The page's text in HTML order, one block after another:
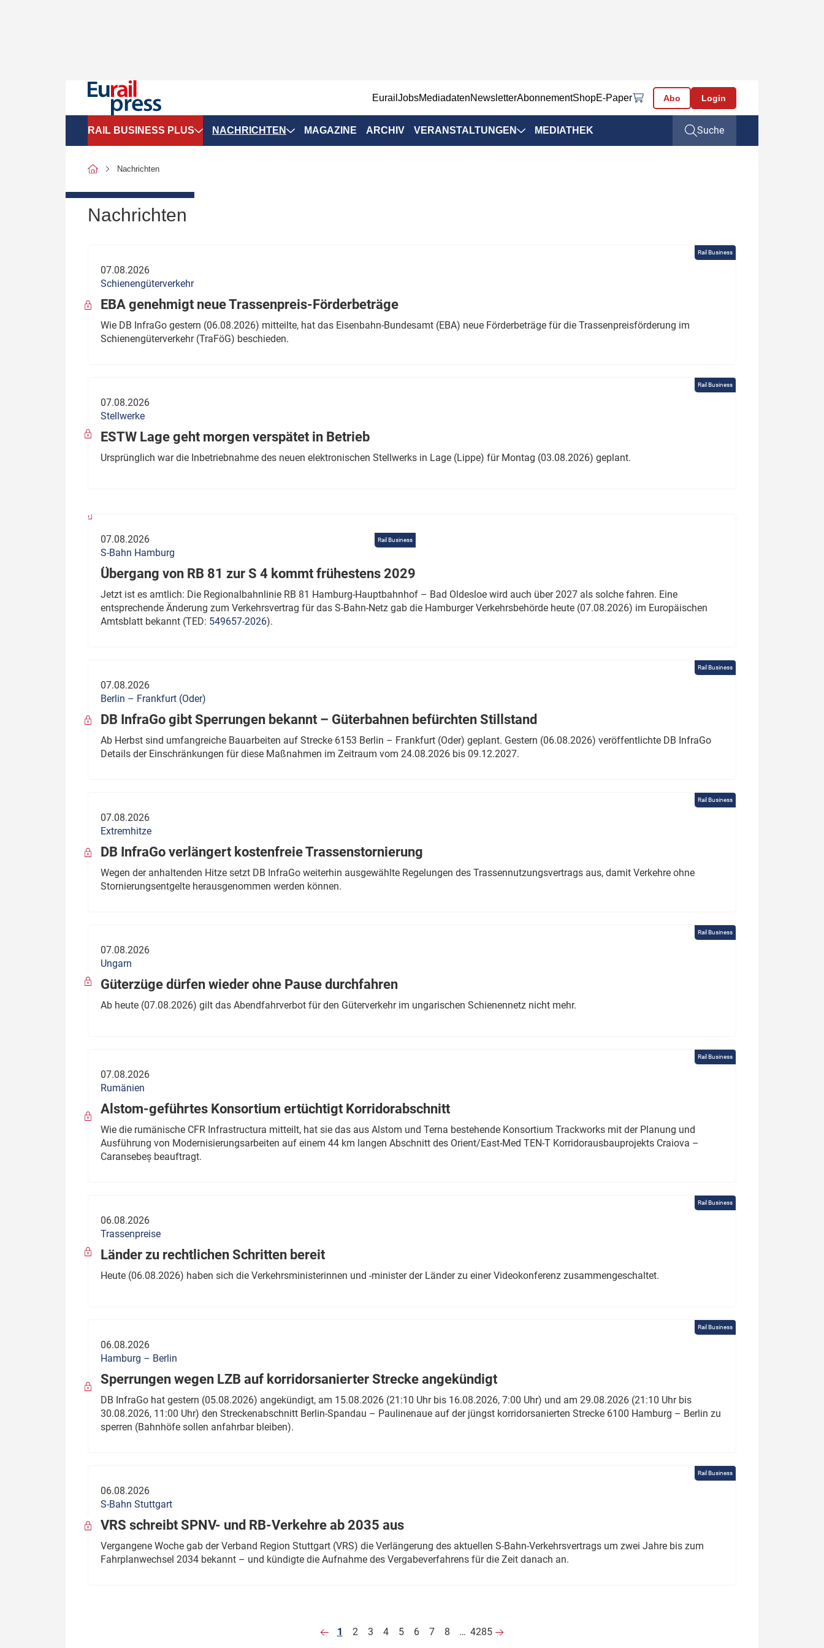
EurailJobsMediadatenNewsletterAbonnementShopE-Paper Abo Login
RAIL BUSINESS PLUS
SPNV-Marktdaten
Politik
Verbände: Wer spricht für
wen?
Thema des Monats
Dossier: Generalsanierung
Dossier: ETCS
NACHRICHTEN
Infrastruktur & Ausrüstung
ÖPNV
MAGAZINE ARCHIV VERANSTALTUNGEN MEDIATHEK Suche
Nachrichten
Nachrichten
Rail Business
07.08.2026
Schienengüterverkehr
EBA genehmigt neue Trassenpreis-Förderbeträge
Wie DB InfraGo gestern (06.08.2026) mitteilte, hat das Eisenbahn-Bundesamt (EBA) neue Förderbeträge für die Trassenpreisförderung im
Schienengüterverkehr (TraFöG) beschieden.
Rail Business
07.08.2026
Stellwerke
ESTW Lage geht morgen verspätet in Betrieb
Ursprünglich war die Inbetriebnahme des neuen elektronischen Stellwerks in Lage (Lippe) für Montag (03.08.2026) geplant.
Rail Business
07.08.2026
S-Bahn Hamburg
Übergang von RB 81 zur S 4 kommt frühestens 2029
Jetzt ist es amtlich: Die Regionalbahnlinie RB 81 Hamburg-Hauptbahnhof – Bad Oldesloe wird auch über 2027 als solche fahren. Eine
entsprechende Änderung zum Verkehrsvertrag für das S-Bahn-Netz gab die Hamburger Verkehrsbehörde heute (07.08.2026) im Europäischen
Amtsblatt bekannt (TED: 549657-2026).
Rail Business
07.08.2026
Berlin – Frankfurt (Oder)
DB InfraGo gibt Sperrungen bekannt – Güterbahnen befürchten Stillstand
Ab Herbst sind umfangreiche Bauarbeiten auf Strecke 6153 Berlin – Frankfurt (Oder) geplant. Gestern (06.08.2026) veröffentlichte DB InfraGo
Details der Einschränkungen für diese Maßnahmen im Zeitraum vom 24.08.2026 bis 09.12.2027.
Rail Business
07.08.2026
Extremhitze
DB InfraGo verlängert kostenfreie Trassenstornierung
Wegen der anhaltenden Hitze setzt DB InfraGo weiterhin ausgewählte Regelungen des Trassennutzungsvertrags aus, damit Verkehre ohne
Stornierungsentgelte herausgenommen werden können.
Rail Business
07.08.2026
Ungarn
Güterzüge dürfen wieder ohne Pause durchfahren
Ab heute (07.08.2026) gilt das Abendfahrverbot für den Güterverkehr im ungarischen Schienennetz nicht mehr.
Rail Business
07.08.2026
Rumänien
Alstom-geführtes Konsortium ertüchtigt Korridorabschnitt
Wie die rumänische CFR Infrastructura mitteilt, hat sie das aus Alstom und Terna bestehende Konsortium Trackworks mit der Planung und
Ausführung von Modernisierungsarbeiten auf einem 44 km langen Abschnitt des Orient/East-Med TEN-T Korridorausbauprojekts Craiova –
Caransebeș beauftragt.
Rail Business
06.08.2026
Trassenpreise
Länder zu rechtlichen Schritten bereit
Heute (06.08.2026) haben sich die Verkehrsministerinnen und -minister der Länder zu einer Videokonferenz zusammengeschaltet.
Rail Business
06.08.2026
Hamburg – Berlin
Sperrungen wegen LZB auf korridorsanierter Strecke angekündigt
DB InfraGo hat gestern (05.08.2026) angekündigt, am 15.08.2026 (21:10 Uhr bis 16.08.2026, 7:00 Uhr) und am 29.08.2026 (21:10 Uhr bis
30.08.2026, 11:00 Uhr) den Streckenabschnitt Berlin-Spandau – Paulinenaue auf der jüngst korridorsanierten Strecke 6100 Hamburg – Berlin zu
sperren (Bahnhöfe sollen anfahrbar bleiben).
Rail Business
06.08.2026
S-Bahn Stuttgart
VRS schreibt SPNV- und RB-Verkehre ab 2035 aus
Vergangene Woche gab der Verband Region Stuttgart (VRS) die Verlängerung des aktuellen S-Bahn-Verkehrsvertrags um zwei Jahre bis zum
Fahrplanwechsel 2034 bekannt – und kündigte die Aufnahme des Vergabeverfahrens für die Zeit danach an.
1 2 3 4 5 6 7 8 … 4285